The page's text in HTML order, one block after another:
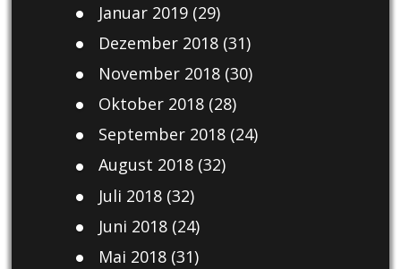
Januar 2019(29)
Dezember 2018(31)
November 2018(30)
Oktober 2018(28)
September 2018(24)
August 2018(32)
Juli 2018(32)
Juni 2018(24)
Mai 2018(31)